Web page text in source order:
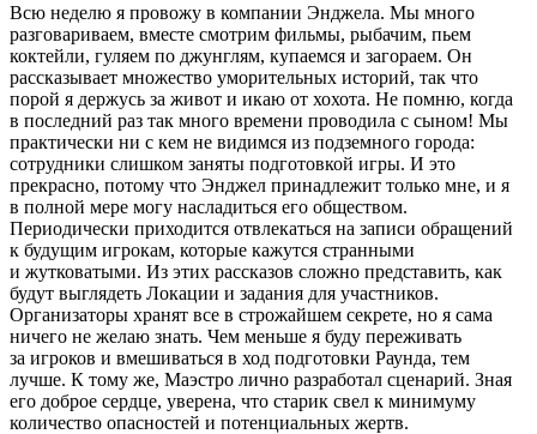
Всю неделю я провожу в компании Энджела. Мы много
разговариваем, вместе смотрим фильмы, рыбачим, пьем
коктейли, гуляем по джунглям, купаемся и загораем. Он
рассказывает множество уморительных историй, так что
порой я держусь за живот и икаю от хохота. Не помню, когда
в последний раз так много времени проводила с сыном! Мы
практически ни с кем не видимся из подземного города:
сотрудники слишком заняты подготовкой игры. И это
прекрасно, потому что Энджел принадлежит только мне, и я
в полной мере могу насладиться его обществом.
Периодически приходится отвлекаться на записи обращений
к будущим игрокам, которые кажутся странными
и жутковатыми. Из этих рассказов сложно представить, как
будут выглядеть Локации и задания для участников.
Организаторы хранят все в строжайшем секрете, но я сама
ничего не желаю знать. Чем меньше я буду переживать
за игроков и вмешиваться в ход подготовки Раунда, тем
лучше. К тому же, Маэстро лично разработал сценарий. Зная
его доброе сердце, уверена, что старик свел к минимуму
количество опасностей и потенциальных жертв.